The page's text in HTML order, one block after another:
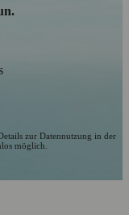
zur Datennutzung in der
möglich.